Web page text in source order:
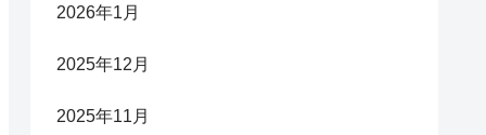
2026年1月
2025年12月
2025年11月